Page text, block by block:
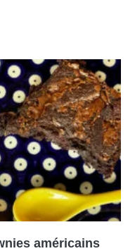
américains